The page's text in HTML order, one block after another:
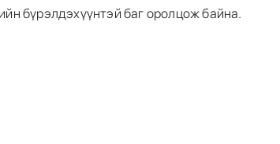
бүрэлдэхүүнтэй баг оролцож байна.